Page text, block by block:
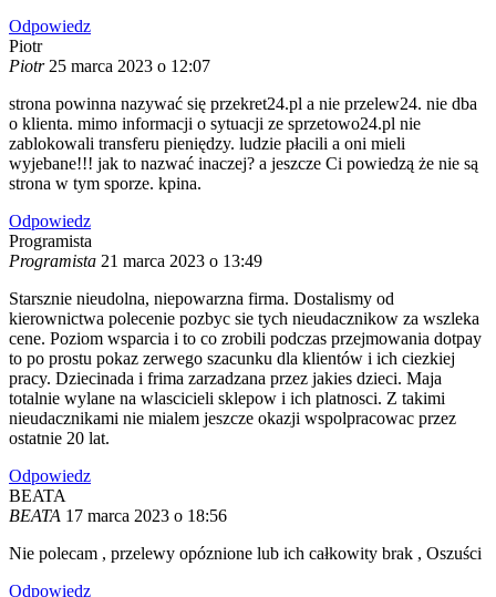
Odpowiedz
Piotr
Piotr 25 marca 2023 o 12:07
strona powinna nazywać się przekret24.pl a nie przelew24. nie dba
o klienta. mimo informacji o sytuacji ze sprzetowo24.pl nie
zablokowali transferu pieniędzy. ludzie płacili a oni mieli
wyjebane!!! jak to nazwać inaczej? a jeszcze Ci powiedzą że nie są
strona w tym sporze. kpina.
Odpowiedz
Programista
Programista 21 marca 2023 o 13:49
Starsznie nieudolna, niepowarzna firma. Dostalismy od
kierownictwa polecenie pozbyc sie tych nieudacznikow za wszleka
cene. Poziom wsparcia i to co zrobili podczas przejmowania dotpay
to po prostu pokaz zerwego szacunku dla klientów i ich ciezkiej
pracy. Dziecinada i frima zarzadzana przez jakies dzieci. Maja
totalnie wylane na wlascicieli sklepow i ich platnosci. Z takimi
nieudacznikami nie mialem jeszcze okazji wspolpracowac przez
ostatnie 20 lat.
Odpowiedz
BEATA
BEATA 17 marca 2023 o 18:56
Nie polecam , przelewy opóznione lub ich całkowity brak , Oszuści
Odpowiedz